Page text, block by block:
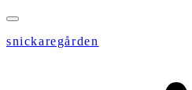
snickaregården